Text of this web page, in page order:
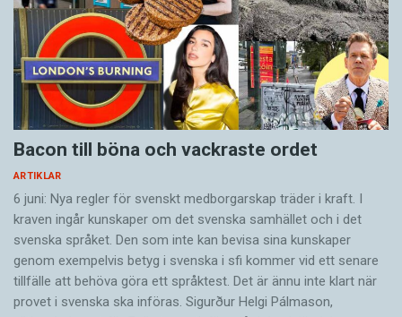
Bacon till böna och vackraste ordet
ARTIKLAR
6 juni: Nya regler för svenskt medborgarskap träder i kraft. I
kraven ingår kunskaper om det svenska samhället och i det
svenska språket. Den som inte kan bevisa sina kunskaper
genom exempelvis betyg i svenska i sfi kommer vid ett senare
tillfälle att behöva göra ett språktest. Det är ännu inte klart när
provet i svenska ska införas. Sigurður Helgi Pálmason,